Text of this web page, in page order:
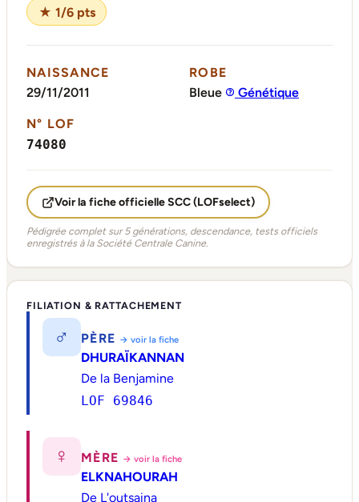
★ 1/6 pts
NAISSANCE
29/11/2011
ROBE
Bleue
Génétique
N° LOF
74080
Voir la fiche officielle SCC (LOFselect)
Pédigrée complet sur 5 générations, descendance, tests officiels
enregistrés à la Société Centrale Canine.
FILIATION & RATTACHEMENT
♂ PÈRE → voir la fiche
DHURAÏKANNAN
De la Benjamine
LOF 69846
♀ MÈRE → voir la fiche
ELKNAHOURAH
De L'outsaina